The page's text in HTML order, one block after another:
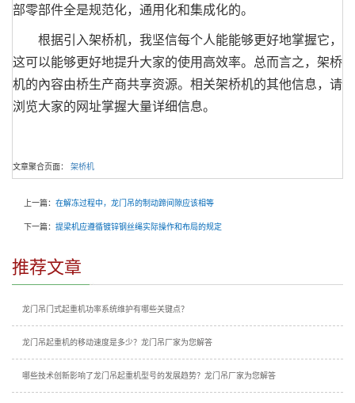
部零部件全是规范化，通用化和集成化的。
根据引入架桥机，我坚信每个人能能够更好地掌握它，
这可以能够更好地提升大家的使用高效率。总而言之，架桥
机的內容由桥生产商共享资源。相关架桥机的其他信息，请
浏览大家的网址掌握大量详细信息。
文章聚合页面： 架桥机
上一篇： 在解冻过程中，龙门吊的制动蹄间隙应该相等
下一篇： 提梁机应遵循镀锌钢丝绳实际操作和布局的规定
推荐文章
龙门吊门式起重机功率系统维护有哪些关键点？
龙门吊起重机的移动速度是多少？龙门吊厂家为您解答
哪些技术创新影响了龙门吊起重机型号的发展趋势？龙门吊厂家为您解答